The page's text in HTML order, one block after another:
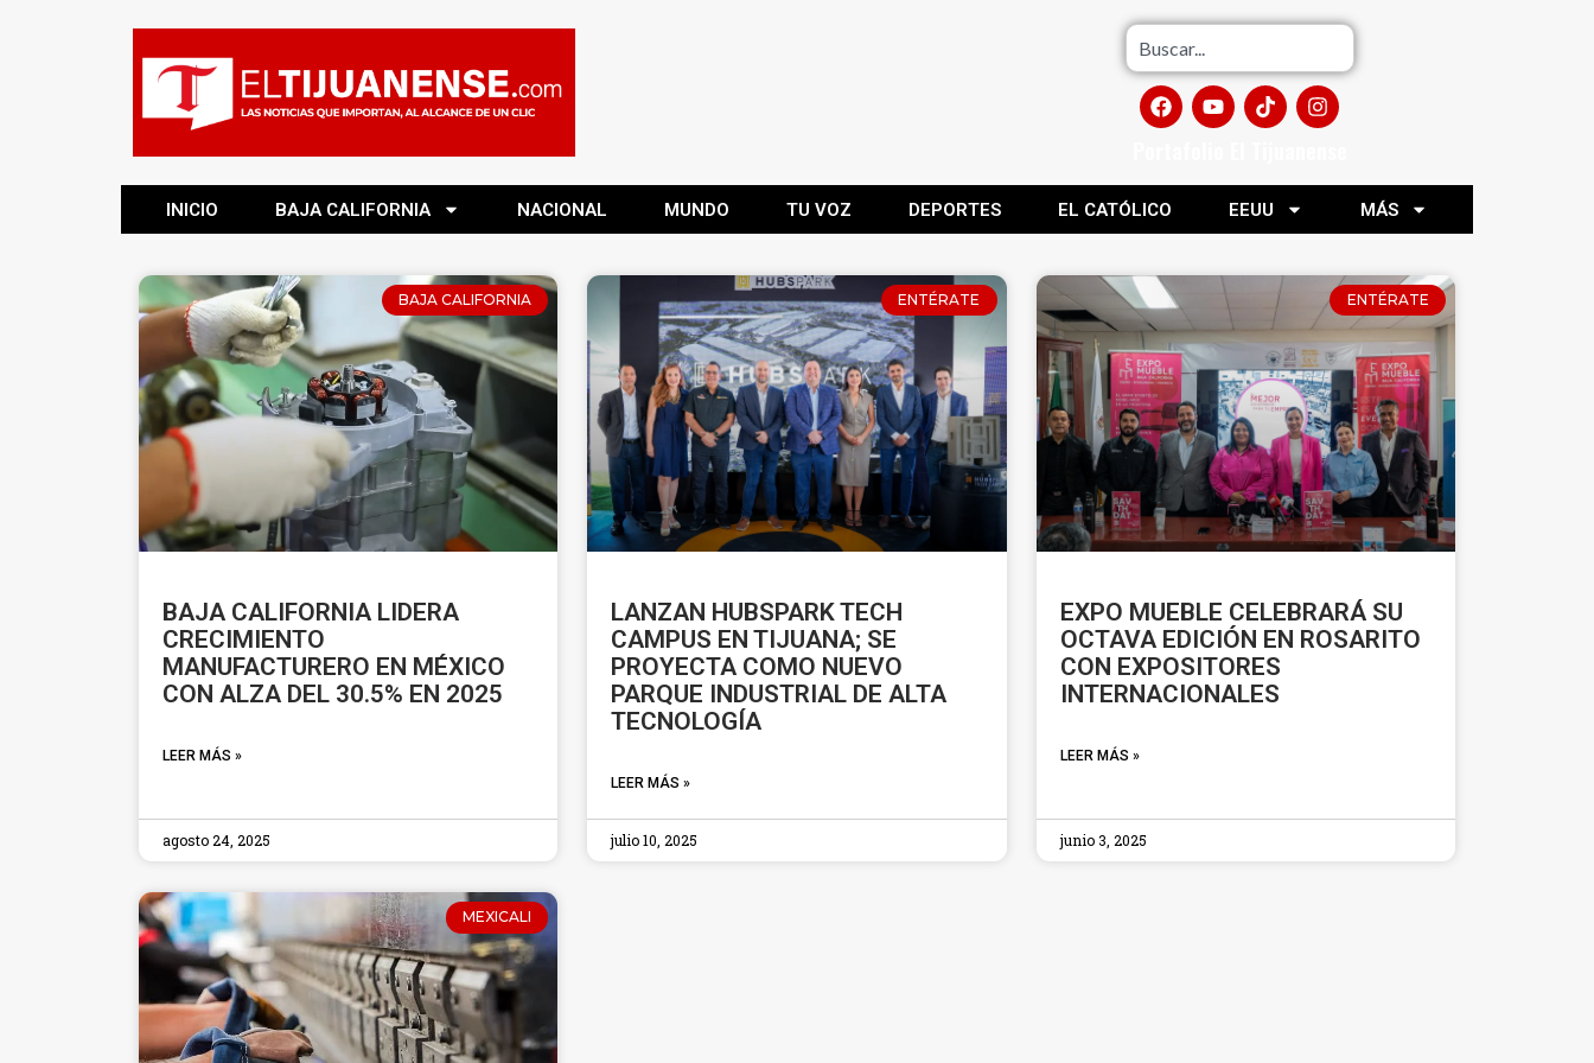
INICIO BAJA CALIFORNIA NACIONAL MUNDO TU VOZ DEPORTES EL CATÓLICO EEUU MÁS
BAJA CALIFORNIA
BAJA CALIFORNIA LIDERA
CRECIMIENTO
MANUFACTURERO EN MÉXICO
CON ALZA DEL 30.5% EN 2025
LEER MÁS »
agosto 24, 2025
ENTÉRATE
LANZAN HUBSPARK TECH
CAMPUS EN TIJUANA; SE
PROYECTA COMO NUEVO
PARQUE INDUSTRIAL DE ALTA
TECNOLOGÍA
LEER MÁS »
julio 10, 2025
ENTÉRATE
EXPO MUEBLE CELEBRARÁ SU
OCTAVA EDICIÓN EN ROSARITO
CON EXPOSITORES
INTERNACIONALES
LEER MÁS »
junio 3, 2025
MEXICALI